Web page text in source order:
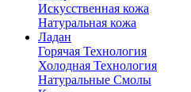
Искусственная кожа
Натуральная кожа
Ладан
Горячая Технология
Холодная Технология
Натуральные Смолы